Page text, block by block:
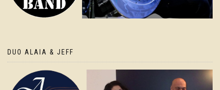
DUO ALAIA & JEFF